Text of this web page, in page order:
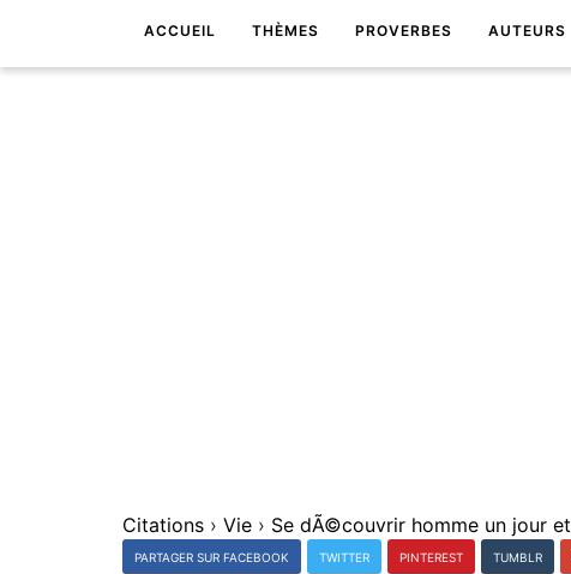
ACCUEIL THÈMES PROVERBES AUTEURS
Citations › Vie ›
PARTAGER SUR FACEBOOK TWITTER PINTEREST TUMBLR